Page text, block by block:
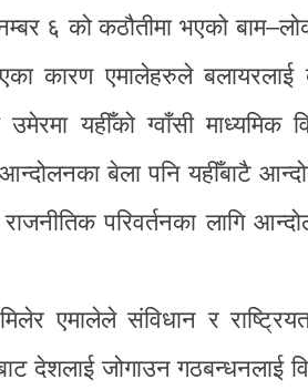
नम्बर ६ को कठौतीमा भएको
कारण एमालेहरुले
यहीँको ग्वाँसी माध्यमिक
बेला पनि यहीँबाटै
राजनीतिक परिवर्तनका लागि
मिलेर एमालेले संविधान र
देशलाई जोगाउन गठबन्धनलाई